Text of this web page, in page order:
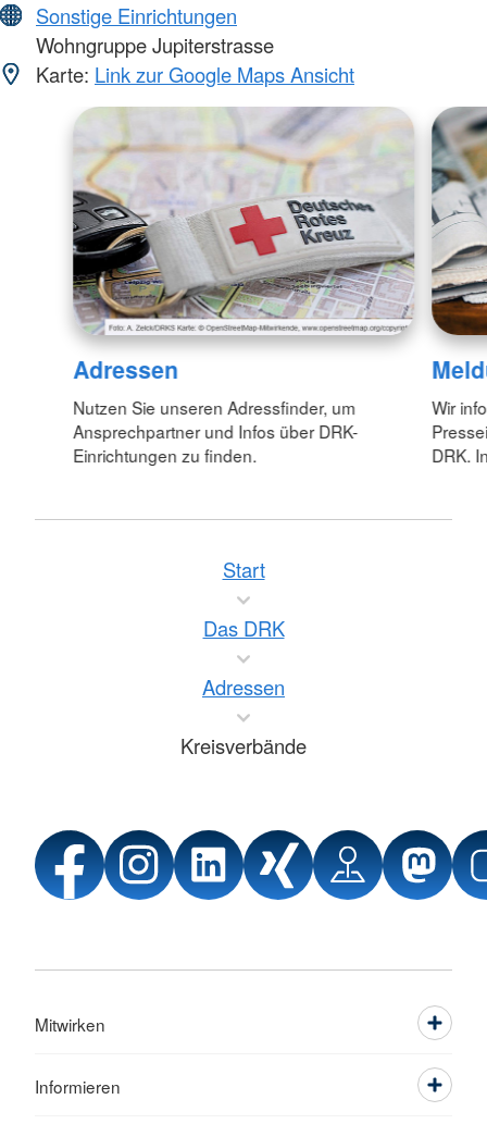
Sonstige Einrichtungen
Wohngruppe Jupiterstrasse
Karte: Link zur Google Maps Ansicht
Adressen
Nutzen Sie unseren Adressfinder, um
Ansprechpartner und Infos über DRK-
Einrichtungen zu finden.
Wir
DRK.
Start
Das DRK
Adressen
Kreisverbände
Mitwirken
Informieren